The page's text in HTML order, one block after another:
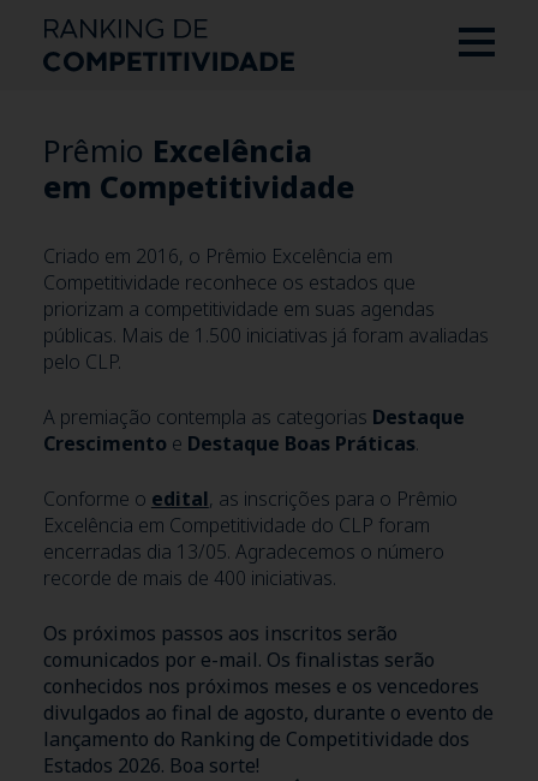
Prêmio Excelência
em Competitividade
Criado em 2016, o Prêmio Excelência em
Competitividade reconhece os estados que
priorizam a competitividade em suas agendas
públicas. Mais de 1.500 iniciativas já foram avaliadas
pelo CLP.
A premiação contempla as categorias Destaque
Crescimento e Destaque Boas Práticas.
Conforme o edital, as inscrições para o Prêmio
Excelência em Competitividade do CLP foram
encerradas dia 13/05. Agradecemos o número
recorde de mais de 400 iniciativas.
Os próximos passos aos inscritos serão
comunicados por e-mail. Os finalistas serão
conhecidos nos próximos meses e os vencedores
divulgados ao final de agosto, durante o evento de
lançamento do Ranking de Competitividade dos
Estados 2026. Boa sorte!